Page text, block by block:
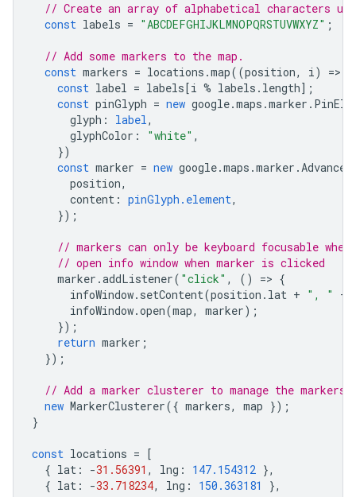
// Create an array of alphabetical characters
const labels = "ABCDEFGHIJKLMNOPQRSTUVWXYZ" ;
// Add some markers to the map.
const markers = locations .map((position, i) =>
const label = labels[i % labels . length];
const pinGlyph = new google.maps .marker .
glyph : label,
glyphColor : "white" ,
})
const marker = new google.maps .marker .
position,
content : pinGlyph.element,
});
// markers can only be keyboard focusable
// open info window when marker is clicked
marker .addListener( "click" , () => {
infoWindow. setContent(position . lat + ", " +
infoWindow.open(map, marker);
});
return marker ;
});
// Add a marker clusterer to manage the markers.
new MarkerClusterer({ markers, map });
}
const locations = [
{ lat : -31.56391 , lng : 147.154312 },
{ lat : -33.718234, lng : 150.363181
},